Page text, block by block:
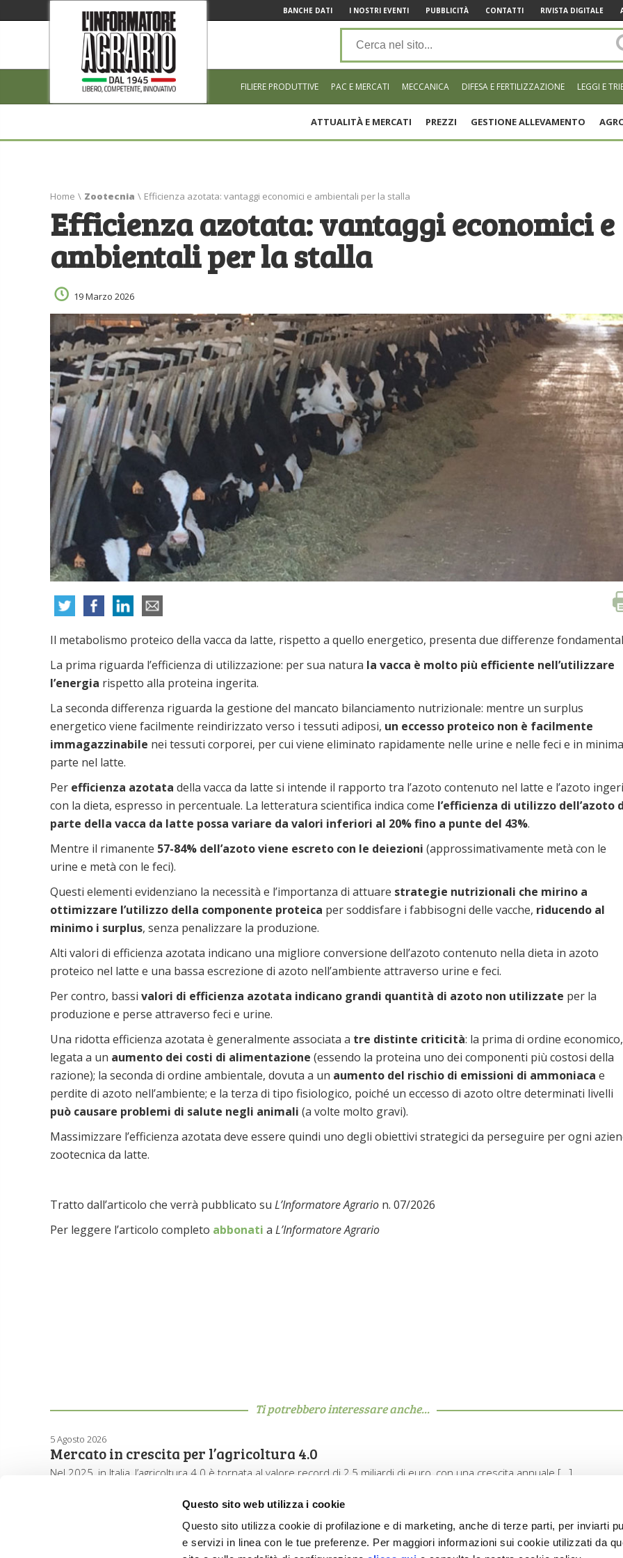
Questo sito web utilizza i cookie
Questo sito utilizza cookie di profilazione e di marketing, anche di terze parti, per inviarti
e servizi in linea con le tue preferenze. Per maggiori informazioni sui cookie utilizzati da
BANCHE DATI I NOSTRI EVENTI PUBBLICITÀ CONTATTI RIVISTA DIGITALE
FILIERE PRODUTTIVE PAC E MERCATI MECCANICA DIFESA E FERTILIZZAZIONE LEGGI E
ATTUALITÀ E MERCATI PREZZI GESTIONE ALLEVAMENTO
Home \ Zootecnia \ Efficienza azotata: vantaggi economici e ambientali per la stalla
Efficienza azotata: vantaggi economici e
ambientali per la stalla
19 Marzo 2026
Il metabolismo proteico della vacca da latte, rispetto a quello energetico, presenta due differenze
La prima riguarda l’efficienza di utilizzazione: per sua natura la vacca è molto più efficiente nell’utilizzare
l’energia rispetto alla proteina ingerita.
La seconda differenza riguarda la gestione del mancato bilanciamento nutrizionale: mentre un surplus
energetico viene facilmente reindirizzato verso i tessuti adiposi, un eccesso proteico non è facilmente
immagazzinabile nei tessuti corporei, per cui viene eliminato rapidamente nelle urine e nelle feci e in minima
parte nel latte.
Per efficienza azotata della vacca da latte si intende il rapporto tra l’azoto contenuto nel latte e l’azoto
con la dieta, espresso in percentuale. La letteratura scientifica indica come l’efficienza di utilizzo dell’azoto
parte della vacca da latte possa variare da valori inferiori al 20% fino a punte del 43%.
Mentre il rimanente 57-84% dell’azoto viene escreto con le deiezioni (approssimativamente metà con le
urine e metà con le feci).
Questi elementi evidenziano la necessità e l’importanza di attuare strategie nutrizionali che mirino a
ottimizzare l’utilizzo della componente proteica per soddisfare i fabbisogni delle vacche, riducendo al
minimo i surplus, senza penalizzare la produzione.
Alti valori di efficienza azotata indicano una migliore conversione dell’azoto contenuto nella dieta in azoto
proteico nel latte e una bassa escrezione di azoto nell’ambiente attraverso urine e feci.
Per contro, bassi valori di efficienza azotata indicano grandi quantità di azoto non utilizzate per la
produzione e perse attraverso feci e urine.
Una ridotta efficienza azotata è generalmente associata a tre distinte criticità: la prima di ordine economico,
legata a un aumento dei costi di alimentazione (essendo la proteina uno dei componenti più costosi della
razione); la seconda di ordine ambientale, dovuta a un aumento del rischio di emissioni di ammoniaca e
perdite di azoto nell’ambiente; e la terza di tipo fisiologico, poiché un eccesso di azoto oltre determinati livelli
può causare problemi di salute negli animali (a volte molto gravi).
Massimizzare l’efficienza azotata deve essere quindi uno degli obiettivi strategici da perseguire per ogni
zootecnica da latte.
Tratto dall’articolo che verrà pubblicato su L’Informatore Agrario n. 07/2026
Per leggere l’articolo completo abbonati a L’Informatore Agrario
Ti potrebbero interessare anche...
5 Agosto 2026
Mercato in crescita per l’agricoltura 4.0
Nel 2025, in Italia, l’agricoltura 4.0 è tornata al valore record di 2,5 miliardi di euro, con una crescita annuale […]